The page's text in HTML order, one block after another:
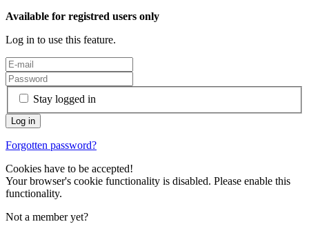
Available for registred users only
Log in to use this feature.
Stay logged in
Forgotten password?
Cookies have to be accepted!
Your browser's cookie functionality is disabled. Please enable this
functionality.
Not a member yet?